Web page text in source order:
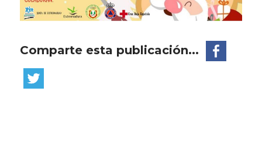
Comparte esta publicación...